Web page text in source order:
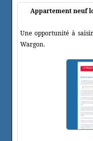
Appartement neuf
Une opportunité à
Wargon.